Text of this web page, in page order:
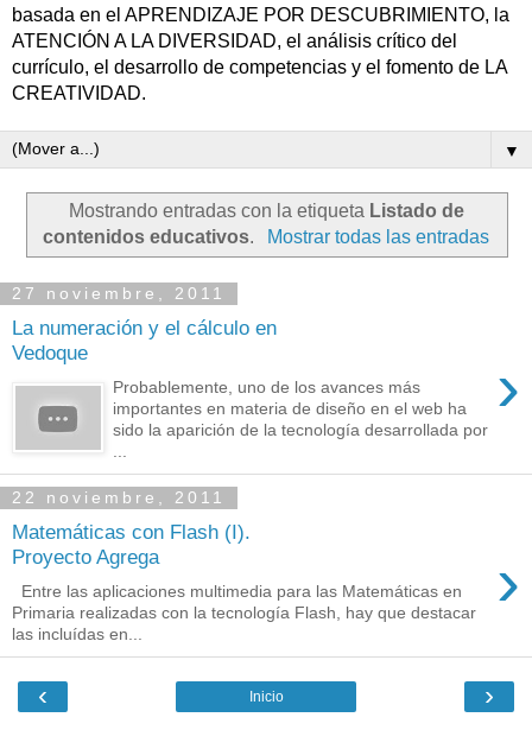
basada en el APRENDIZAJE POR DESCUBRIMIENTO, la
ATENCIÓN A LA DIVERSIDAD, el análisis crítico del
currículo, el desarrollo de competencias y el fomento de LA
CREATIVIDAD.
▼
Mostrando entradas con la etiqueta Listado de
contenidos educativos. Mostrar todas las entradas
27 noviembre, 2011
La numeración y el cálculo en
Vedoque
›
Probablemente, uno de los avances más
importantes en materia de diseño en el web ha
sido la aparición de la tecnología desarrollada por
22 noviembre, 2011
Matemáticas con Flash (I).
Proyecto Agrega
›
Entre las aplicaciones multimedia para las Matemáticas en
Primaria realizadas con la tecnología Flash, hay que destacar
las incluídas en...
‹ ›
Inicio